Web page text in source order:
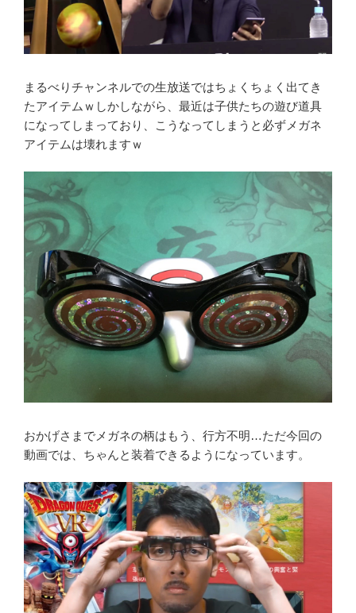
まるべりチャンネルでの生放送ではちょくちょく出てき
たアイテムｗしかしながら、最近は子供たちの遊び道具
になってしまっており、こうなってしまうと必ずメガネ
アイテムは壊れますｗ
おかげさまでメガネの柄はもう、行方不明…ただ今回の
動画では、ちゃんと装着できるようになっています。